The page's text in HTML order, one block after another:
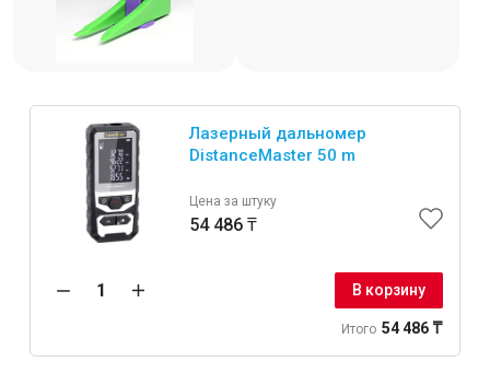
Лазерный дальномер
DistanceMaster 50 m
Цена за штуку
54 486 ₸
В корзину
Итого 54 486 ₸
Инженерные системы
Водоснабжение и водоотведение
Электро-оборудование